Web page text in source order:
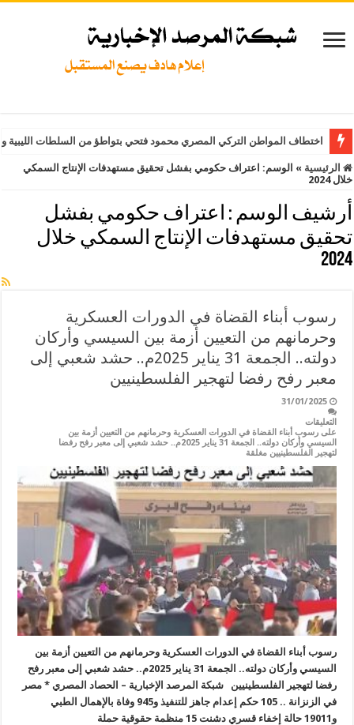
اختطاف المواطن التركي المصري محمود فتحي بتواطؤ من السلطات
الرئيسية » الوسم: اعتراف حكومي بفشل تحقيق مستهدفات الإنتاج السمكي
خلال 2024
أرشيف الوسم : اعتراف حكومي بفشل
تحقيق مستهدفات الإنتاج السمكي خلال
2024
رسوب أبناء القضاة في الدورات العسكرية
وحرمانهم من التعيين أزمة بين السيسي وأركان
دولته.. الجمعة 31 يناير 2025م.. حشد شعبي إلى
معبر رفح رفضا لتهجير الفلسطينيين
31/01/2025
التعليقات
على رسوب أبناء القضاة في الدورات العسكرية وحرمانهم من التعيين أزمة بين
السيسي وأركان دولته.. الجمعة 31 يناير 2025م.. حشد شعبي إلى معبر رفح رفضا
لتهجير الفلسطينيين مغلقة
رسوب أبناء القضاة في الدورات العسكرية وحرمانهم من التعيين أزمة بين
السيسي وأركان دولته.. الجمعة 31 يناير 2025م.. حشد شعبي إلى معبر رفح
رفضا لتهجير الفلسطينيين شبكة المرصد الإخبارية – الحصاد المصري * مصر
في الزنزانة .. 105 حكم إعدام جاهز للتنفيذ و945 وفاة بالإهمال الطبي
و19011 حالة إخفاء قسري دشنت 15 منظمة حقوقية حملة